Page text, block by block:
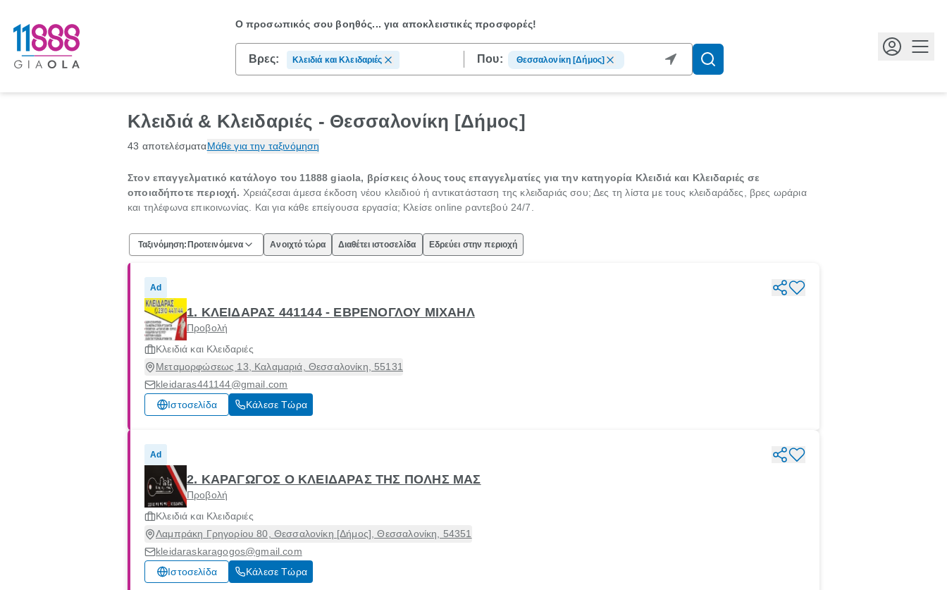
Ο προσωπικός σου βοηθός...για αποκλειστικές προσφορές!
Βρες: Κλειδιά και Κλειδαριές Που: Θεσσαλονίκη [Δήμος]
Κλειδιά & Κλειδαριές - Θεσσαλονίκη [Δήμος]
43 αποτελέσματαΜάθε για την ταξινόμηση
Στον επαγγελματικό κατάλογο του 11888 giaola, βρίσκεις όλους τους επαγγελματίες για την κατηγορία Κλειδιά και Κλειδαριές σε
οποιαδήποτε περιοχή. Χρειάζεσαι άμεσα έκδοση νέου κλειδιού ή αντικατάσταση της κλειδαριάς σου; Δες τη λίστα με τους κλειδαράδες, βρες ωράρια
και τηλέφωνα επικοινωνίας. Και για κάθε επείγουσα εργασία; Κλείσε online ραντεβού 24/7.
Ταξινόμηση: Προτεινόμενα Ανοιχτό τώρα Διαθέτει ιστοσελίδα Εδρεύει στην περιοχή
Ad
1. ΚΛΕΙΔΑΡΑΣ 441144 - ΕΒΡΕΝΟΓΛΟΥ ΜΙΧΑΗΛ
Προβολή
Κλειδιά και Κλειδαριές
Μεταμορφώσεως 13, Καλαμαριά, Θεσσαλονίκη, 55131
kleidaras441144@gmail.com
Ιστοσελίδα
Κάλεσε Τώρα
Ad
2. ΚΑΡΑΓΩΓΟΣ Ο ΚΛΕΙΔΑΡΑΣ ΤΗΣ ΠΟΛΗΣ ΜΑΣ
Προβολή
Κλειδιά και Κλειδαριές
Λαμπράκη Γρηγορίου 80, Θεσσαλονίκη [Δήμος], Θεσσαλονίκη, 54351
kleidaraskaragogos@gmail.com
Ιστοσελίδα
Κάλεσε Τώρα